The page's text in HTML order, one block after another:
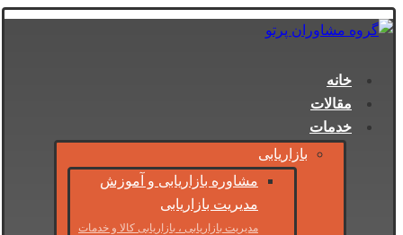
خانه
مقالات
خدمات
بازاریابی
مشاوره بازاریابی و آموزش
مدیریت بازاریابی
مدیریت بازاریابی ، بازاریابی کالا و خدمات